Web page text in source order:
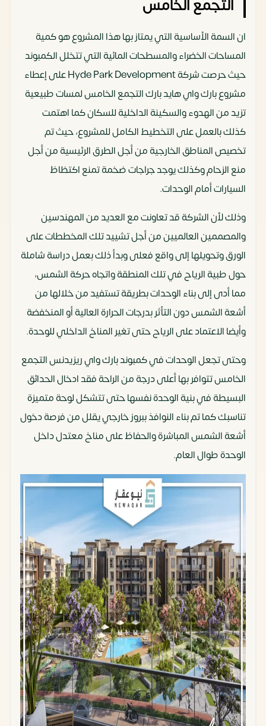
التجمع الخامس
ان السمة الأساسية التي يمتاز بها هذا المشروع هو كمية
المساحات الخضراء والمسطحات المائية التي تتخلل الكمبوند
حيث حرصت شركة Hyde Park Development على إعطاء
مشروع بارك واي هايد بارك التجمع الخامس لمسات طبيعية
تزيد من الهدوء والسكينة الداخلية للسكان كما اهتمت
كذلك بالعمل على التخطيط الكامل للمشروع، حيث تم
تخصيص المناطق الخارجية من أجل الطرق الرئيسية من أجل
منع الزحام وكذلك يوجد جراجات ضخمة تمنع اكتظاظ
السيارات أمام الوحدات.
وذلك لأن الشركة قد تعاونت مع العديد من المهندسين
والمصممين العالميين من أجل تشييد تلك المخططات على
الورق وتحويلها إلى واقع فعلى وبدأ ذلك بعمل دراسة شاملة
حول طبية الرياح في تلك المنطقة واتجاه حركة الشمس،
مما أدى إلى بناء الوحدات بطريقة تستفيد من خلالها من
أشعة الشمس دون التأثر بدرجات الحرارة العالية أو المنخفضة
وأيضا الاعتماد على الرياح حتى تغير المناخ الداخلي للوحدة.
وحتى تجعل الوحدات في كمبوند بارك واي ريزيدنس التجمع
الخامس تتوافر بها أعلى درجة من الراحة فقد ادخال الحدائق
البسيطة في بنية الوحدة نفسها حتى تتشكل لوحة متميزة
تناسبك كما تم بناء النوافذ ببروز خارجي يقلل من فرصة دخول
أشعة الشمس المباشرة والحفاظ على مناخ معتدل داخل
الوحدة طوال العام.